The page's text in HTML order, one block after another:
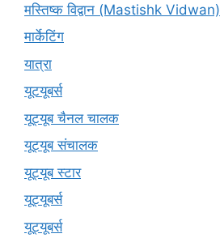
मस्तिष्क विद्वान (Mastishk Vidwan)
मार्केटिंग
यात्रा
यूटयूबर्स
यूट्यूब चैनल चालक
यूट्यूब संचालक
यूट्यूब स्टार
यूट्यूबर्स
यूट्‍यूबर्स